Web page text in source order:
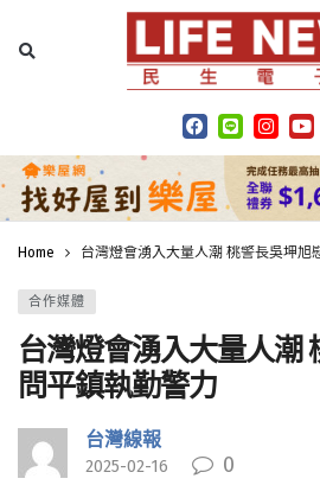
Home 台灣燈會湧入大量人潮 桃警長吳坤旭
合作媒體
台灣燈會湧入大量人潮
問平鎮執勤警力
台灣線報
2025-02-16 0